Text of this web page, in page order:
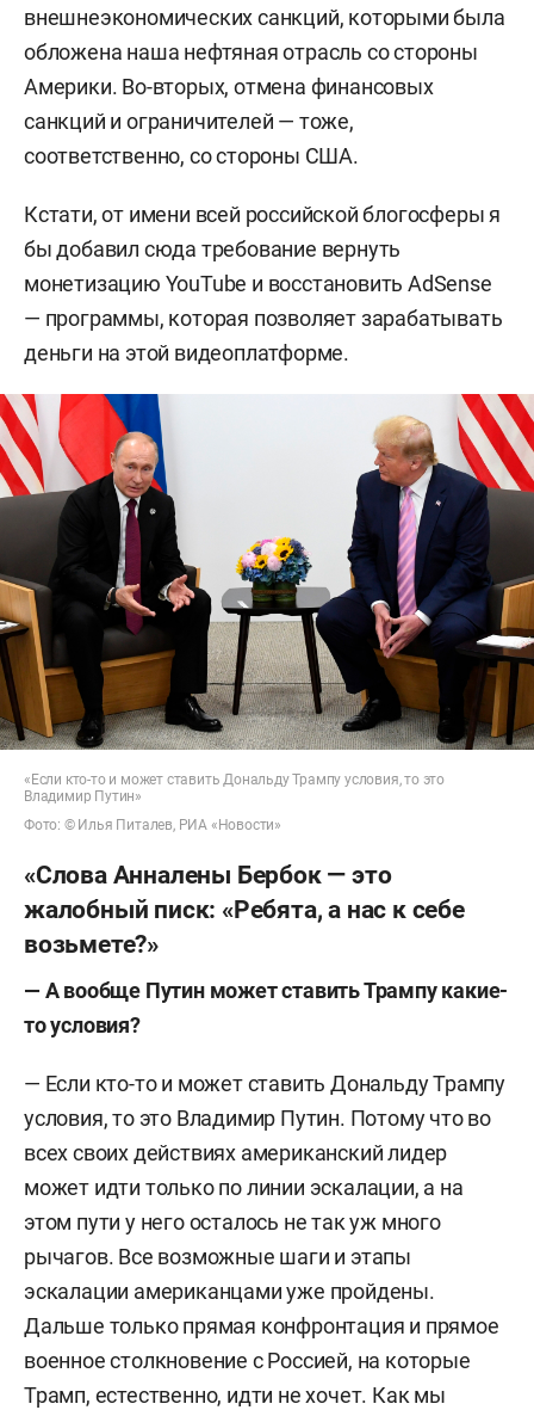
внешнеэкономических санкций, которыми была
обложена наша нефтяная отрасль со стороны
Америки. Во-вторых, отмена финансовых
санкций и ограничителей — тоже,
соответственно, со стороны США.
Кстати, от имени всей российской блогосферы я
бы добавил сюда требование вернуть
монетизацию YouTube и восстановить AdSense
— программы, которая позволяет зарабатывать
деньги на этой видеоплатформе.
«Если кто-то и может ставить Дональду Трампу условия, то это
Владимир Путин»
Фото: © Илья Питалев, РИА «Новости»
«Слова Анналены Бербок — это
жалобный писк: «Ребята, а нас к себе
возьмете?»
— А вообще Путин может ставить Трампу какие-
то условия?
— Если кто-то и может ставить Дональду Трампу
условия, то это Владимир Путин. Потому что во
всех своих действиях американский лидер
может идти только по линии эскалации, а на
этом пути у него осталось не так уж много
рычагов. Все возможные шаги и этапы
эскалации американцами уже пройдены.
Дальше только прямая конфронтация и прямое
военное столкновение с Россией, на которые
Трамп, естественно, идти не хочет. Как мы